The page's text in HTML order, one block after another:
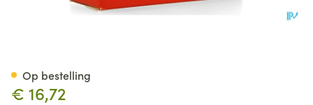
€ 16,72
Op bestelling